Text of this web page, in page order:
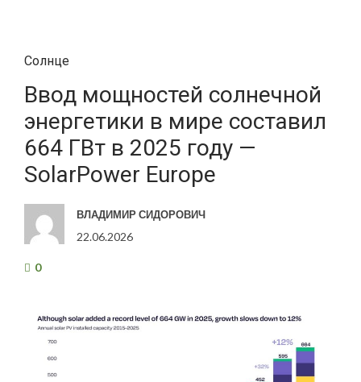
Солнце
Ввод мощностей солнечной
энергетики в мире составил
664 ГВт в 2025 году —
SolarPower Europe
ВЛАДИМИР СИДОРОВИЧ
22.06.2026
0